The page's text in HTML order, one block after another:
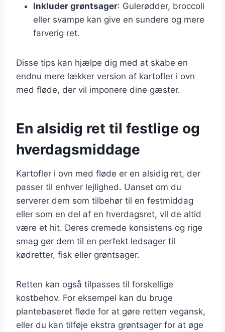
Inkluder grøntsager: Gulerødder, broccoli
eller svampe kan give en sundere og mere
farverig ret.
Disse tips kan hjælpe dig med at skabe en
endnu mere lækker version af kartofler i ovn
med fløde, der vil imponere dine gæster.
En alsidig ret til festlige og
hverdagsmiddage
Kartofler i ovn med fløde er en alsidig ret, der
passer til enhver lejlighed. Uanset om du
serverer dem som tilbehør til en festmiddag
eller som en del af en hverdagsret, vil de altid
være et hit. Deres cremede konsistens og rige
smag gør dem til en perfekt ledsager til
kødretter, fisk eller grøntsager.
Retten kan også tilpasses til forskellige
kostbehov. For eksempel kan du bruge
plantebaseret fløde for at gøre retten vegansk,
eller du kan tilføje ekstra grøntsager for at øge